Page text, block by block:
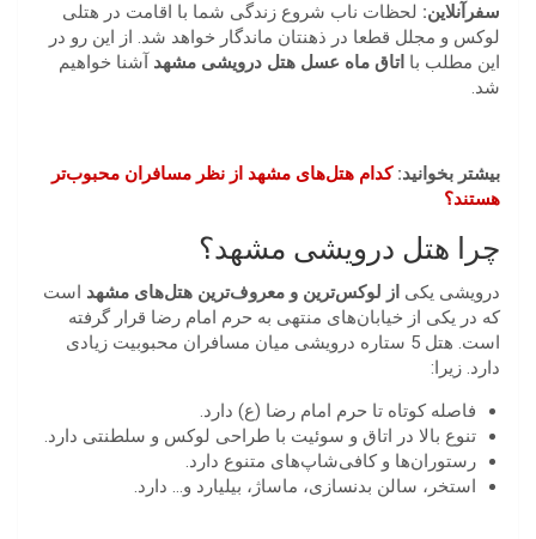
سفرآنلاین: لحظات ناب شروع زندگی شما با اقامت در هتلی
لوکس و مجلل قطعا در ذهنتان ماندگار خواهد شد. از این رو در
این مطلب با اتاق ماه عسل هتل درویشی مشهد آشنا خواهیم
شد.
بیشتر بخوانید:کدام هتل‌های مشهد از نظر مسافران محبوب‌تر
هستند؟
چرا هتل درویشی مشهد؟
درویشی یکی از لوکس‌ترین و معروف‌ترین هتل‌های مشهد است
که در یکی از خیابا‌ن‌های منتهی به حرم امام رضا قرار گرفته
است. هتل 5 ستاره درویشی میان مسافران محبوبیت زیادی
دارد. زیرا:
فاصله کوتاه تا حرم امام رضا (ع) دارد.
تنوع بالا در اتاق و سوئیت با طراحی لوکس و سلطنتی دارد.
رستوران‌ها و کافی‌شاپ‌های متنوع دارد.
استخر، سالن بدنسازی، ماساژ، بیلیارد و… دارد.